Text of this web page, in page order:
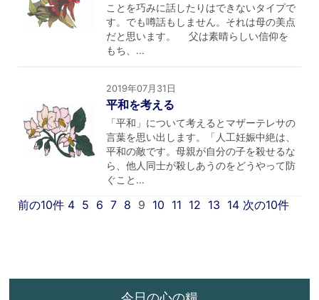
ことを巧みに話したりはできないタイプで
す。でも噂話もしません。それは母の美点
だと思います。 父は素晴らしい信仰を
もち、...
2019年07月31日
平和を考える
「平和」について考えるとマザーテレサの
言葉を思い出します。「人工妊娠中絶は、
平和の敵です。母親が自分の子を殺せるな
ら、他人同士が殺しあうのをどうやって防
ぐこと...
前の10件 4 5 6 7 8 9 10 11 12 13 14 次の10件